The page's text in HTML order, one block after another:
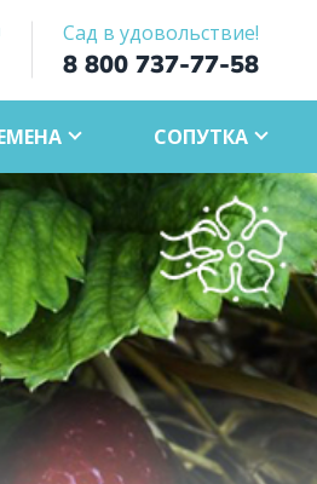
Сад в удовольствие!
8 800 737-77-58
СОПУТКА